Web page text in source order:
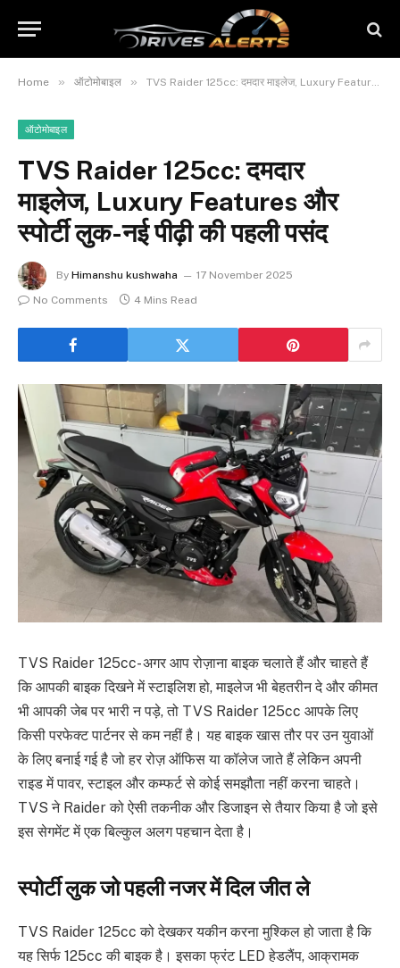
Home » ऑटोमोबाइल » TVS Raider 125cc: दमदार माइलेज, Luxury Features और स्पोर्टी लुक-नई पीढ़ी की पहली पसंद
ऑटोमोबाइल
TVS Raider 125cc: दमदार
माइलेज, Luxury Features और
स्पोर्टी लुक-नई पीढ़ी की पहली पसंद
By Himanshu kushwaha
17 November 2025
No Comments
4 Mins Read
TVS Raider 125cc- अगर आप रोज़ाना बाइक चलाते हैं और चाहते हैं
कि आपकी बाइक दिखने में स्टाइलिश हो, माइलेज भी बेहतरीन दे और कीमत
भी आपकी जेब पर भारी न पड़े, तो TVS Raider 125cc आपके लिए
किसी परफेक्ट पार्टनर से कम नहीं है। यह बाइक खास तौर पर उन युवाओं
के लिए बनाई गई है जो हर रोज़ ऑफिस या कॉलेज जाते हैं लेकिन अपनी
राइड में पावर, स्टाइल और कम्फर्ट से कोई समझौता नहीं करना चाहते।
TVS ने Raider को ऐसी तकनीक और डिजाइन से तैयार किया है जो इसे
इस सेगमेंट में एक बिल्कुल अलग पहचान देता है।
स्पोर्टी लुक जो पहली नजर में दिल जीत ले
TVS Raider 125cc को देखकर यकीन करना मुश्किल हो जाता है कि
यह सिर्फ 125cc की बाइक है। इसका फ्रंट LED हेडलैंप, आक्रामक